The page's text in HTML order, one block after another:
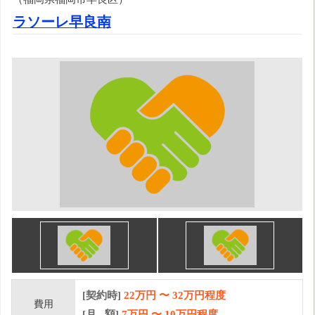
ラソーレ早良南
費用
[契約時] 22万円 〜 32万円程度